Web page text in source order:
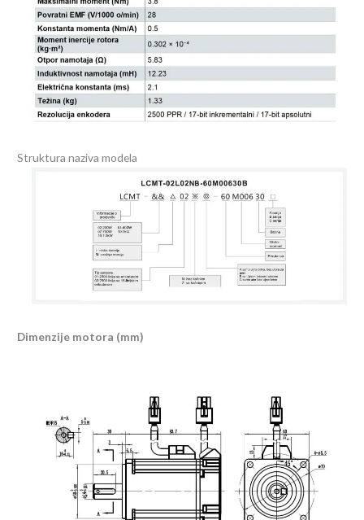
Struktura naziva modela
Dimenzije motora (mm)